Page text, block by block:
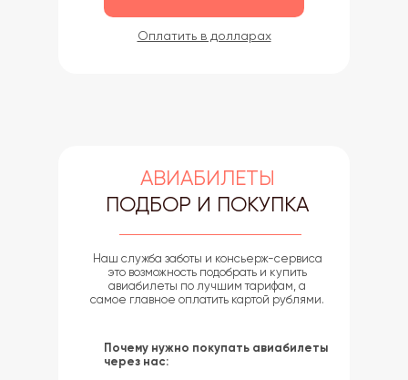
Оплатить в долларах
АВИАБИЛЕТЫ
ПОДБОР И ПОКУПКА
Наш служба заботы и консьерж-сервиса
это возможность подобрать и купить
авиабилеты по лучшим тарифам, а
самое главное оплатить картой рублями.
Почему нужно покупать авиабилеты
через нас: